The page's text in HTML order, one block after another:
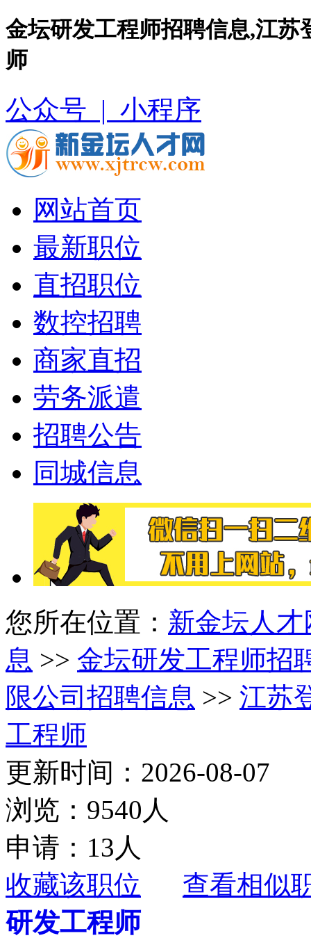
金坛研发工程师招聘信息,江
师
公众号 | 小程序
网站首页
最新职位
直招职位
数控招聘
商家直招
劳务派遣
招聘公告
同城信息
您所在位置： 新金坛人才
息 >> 金坛研发工程师招
限公司招聘信息 >> 江苏
工程师
更新时间：2026-08-07
浏览：9540人
申请：13人
收藏该职位
查看相似
研发工程师